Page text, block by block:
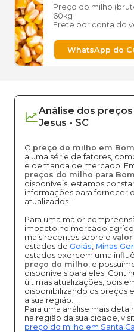
Preço do milho
60kg
Frete por conta do
WhatsApp do
Análise dos preços
Jesus - SC
O preço do milho em
a uma série de fatores,
e demanda de mercado.
preços do milho para
disponíveis, estamos
informações para fornecer
atualizados.
Para uma maior
impacto no mercado
mais recentes sobre o
estados de Goiás, Minas
estados exercem uma
preço do milho, e
disponíveis para eles.
últimas atualizações, pois
disponibilizando os preços
a sua região.
Para uma análise mais
na região da sua cidade,
preço do milho em Santa